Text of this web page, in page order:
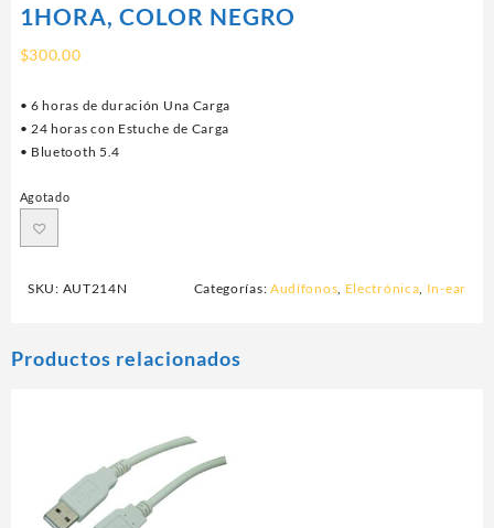
1HORA, COLOR NEGRO
$300.00
• 6 horas de duración Una Carga
• 24 horas con Estuche de Carga
• Bluetooth 5.4
Agotado
SKU: AUT214N Categorías: Audífonos, Electrónica, In-ear
Productos relacionados